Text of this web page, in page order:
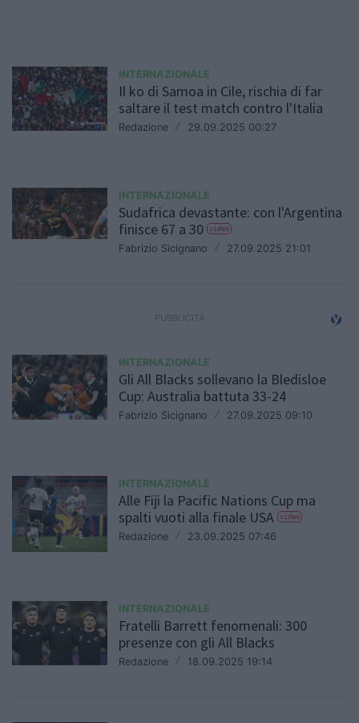
INTERNAZIONALE
Il ko di Samoa in Cile, rischia di far
saltare il test match contro l'Italia
Redazione / 29.09.2025 00:27
INTERNAZIONALE
Sudafrica devastante: con l'Argentina
finisce 67 a 30 video
Fabrizio Sicignano / 27.09.2025 21:01
INTERNAZIONALE
Gli All Blacks sollevano la Bledisloe
Cup: Australia battuta 33-24
Fabrizio Sicignano / 27.09.2025 09:10
INTERNAZIONALE
Alle Fiji la Pacific Nations Cup ma
spalti vuoti alla finale USA video
Redazione / 23.09.2025 07:46
INTERNAZIONALE
Fratelli Barrett fenomenali: 300
presenze con gli All Blacks
Redazione / 18.09.2025 19:14